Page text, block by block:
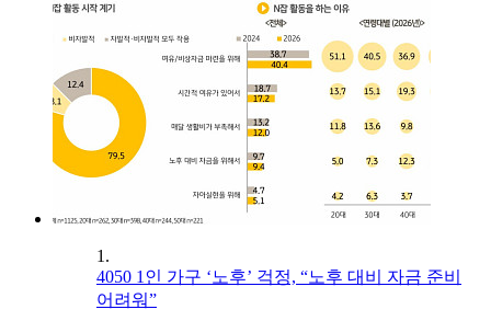
1.
4050 1인 가구 ‘노후’ 걱정, “노후 대비 자금 준비
어려워”